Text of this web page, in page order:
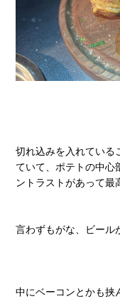
切れ込みを入れている
ていて、ポテトの中心
ントラストがあって
言わずもがな、ビール
中にベーコンとかも挟